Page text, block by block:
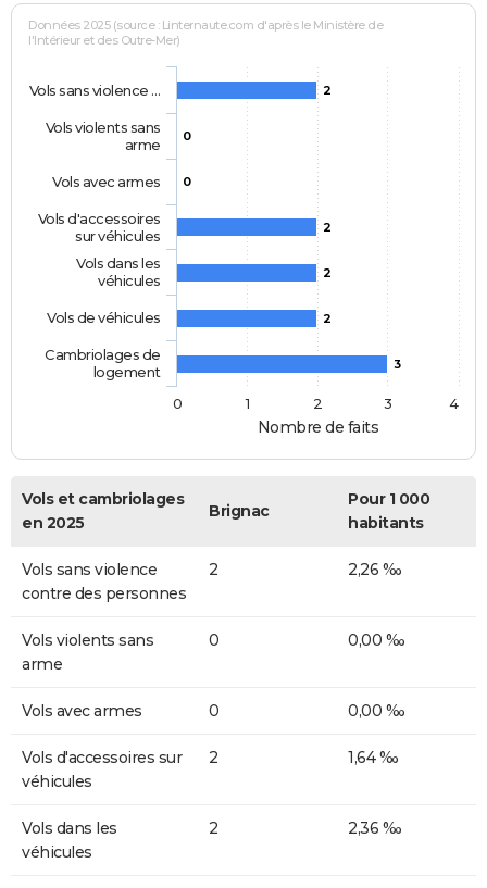
Nombre de faits
Données 2025 (source : Linternaute.com d'après le Ministère de
l'Intérieur et des Outre-Mer)
2
0
0
2
2
2
3
Vols sans violence …
Vols violents sans
arme
Vols avec armes
Vols d'accessoires
sur véhicules
Vols dans les
véhicules
Vols de véhicules
Cambriolages de
logement
0
1 2 3 4
Vols et cambriolages
en 2025
Brignac
Pour 1 000
habitants
Vols sans violence
contre des personnes
2 2,26 ‰
Vols violents sans
arme
0 0,00 ‰
Vols avec armes 0 0,00 ‰
Vols d'accessoires sur
véhicules
2 1,64 ‰
Vols dans les
véhicules
2 2,36 ‰